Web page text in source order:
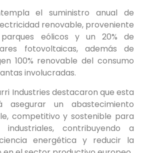
el suministro anual de
renovable, proveniente
eólicos y un 20% de
fotovoltaicas, además de
100% renovable del consumo
involucradas.
Industries destacaron que esta
asegurar un abastecimiento
competitivo y sostenible para
industriales, contribuyendo a
energética y reducir la